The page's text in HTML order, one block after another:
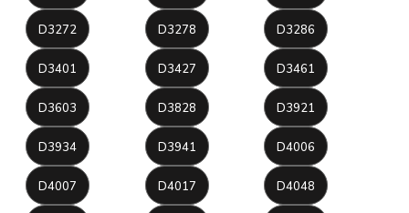
D3272 D3278 D3286
D3401 D3427 D3461
D3603 D3828 D3921
D3934 D3941 D4006
D4007 D4017 D4048